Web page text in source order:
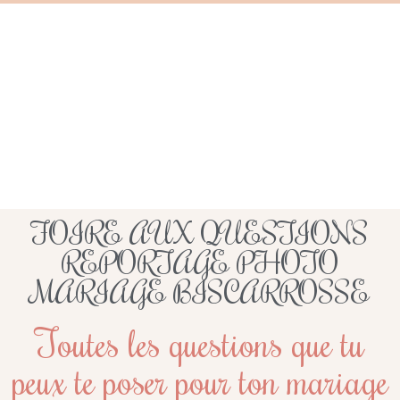
FOIRE AUX QUESTIONS
REPORTAGE PHOTO
MARIAGE BISCARROSSE
Toutes les questions que tu
peux te poser pour ton mariage